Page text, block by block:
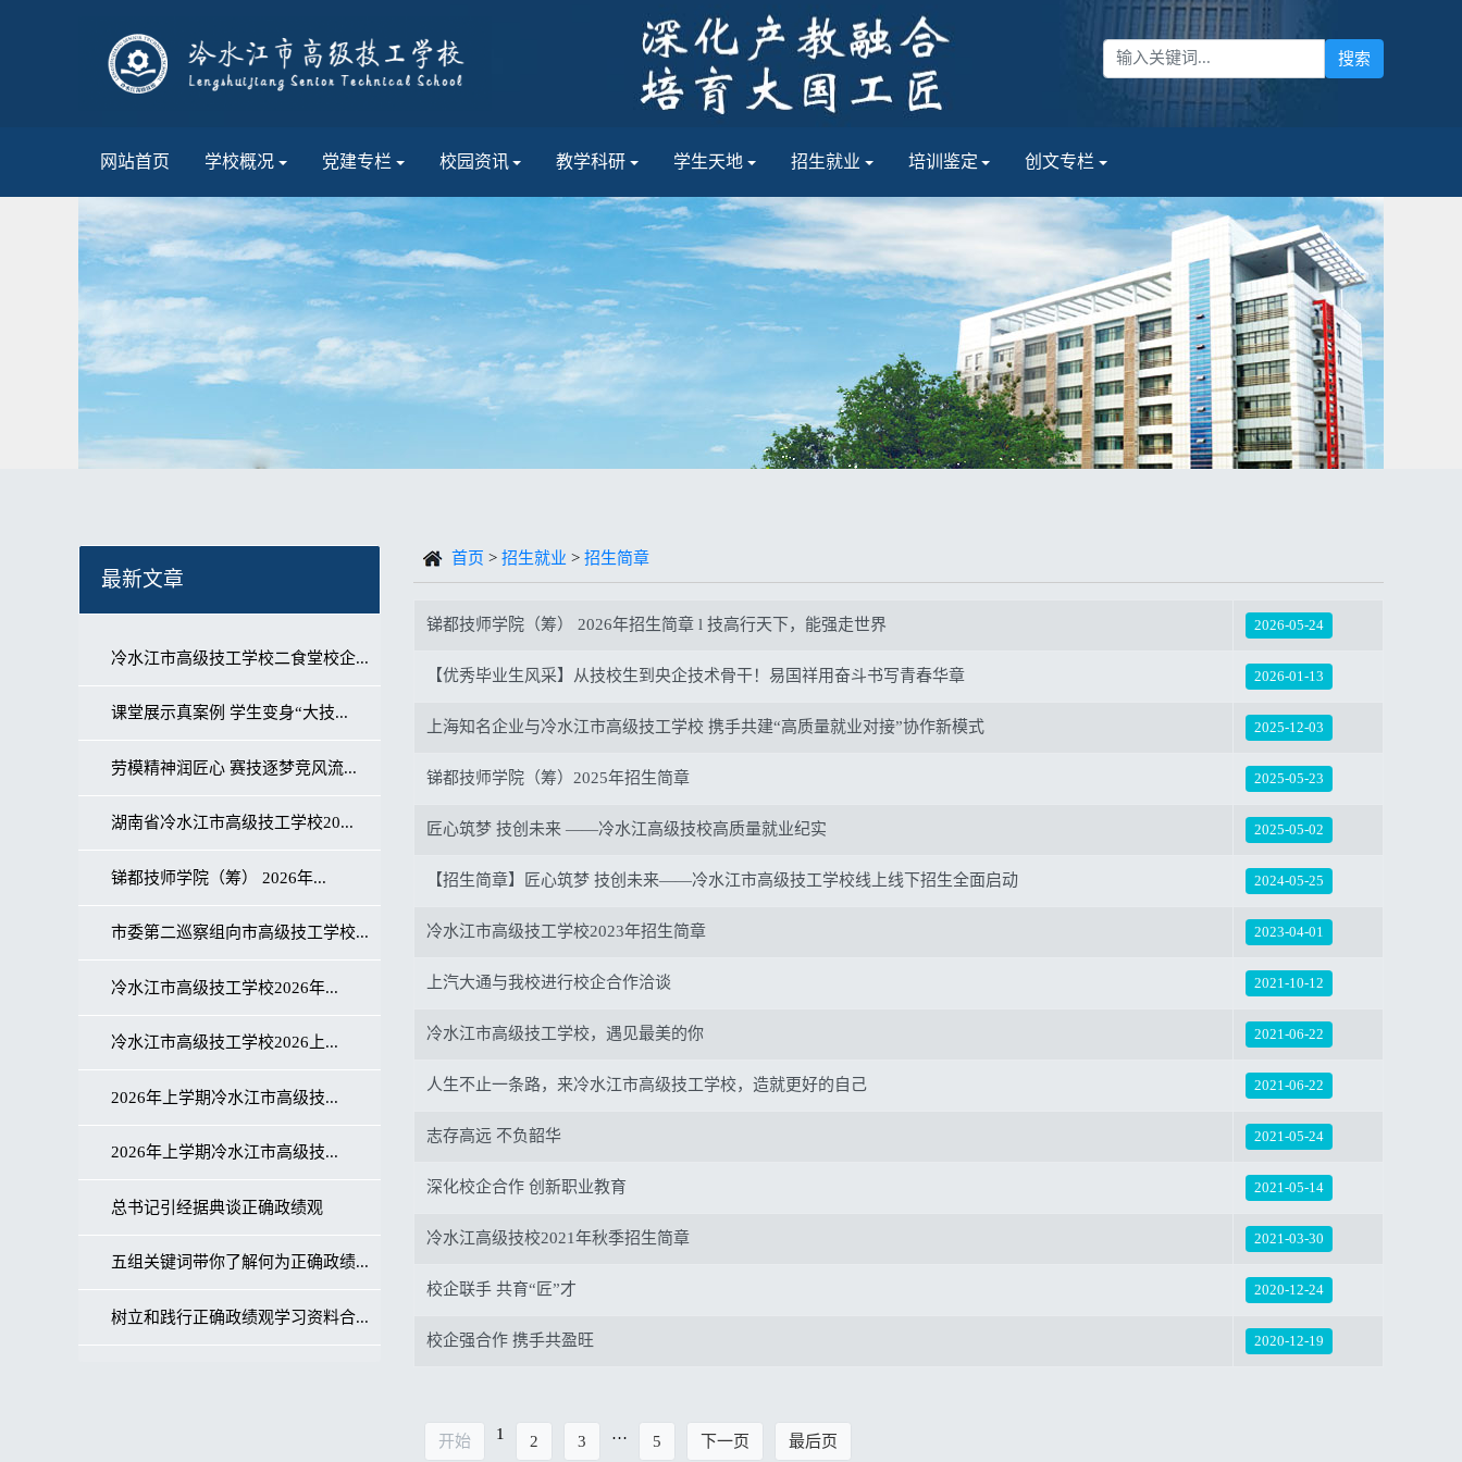
网站首页 学校概况 党建专栏 校园资讯 教学科研 学生天地 招生就业 培训鉴定 创文专栏
首页 > 招生就业 > 招生简章
锑都技师学院（筹） 2026年招生简章 l 技高行天下，能强走世界 2026-05-24
【优秀毕业生风采】从技校生到央企技术骨干！易国祥用奋斗书写青春华章 2026-01-13
上海知名企业与冷水江市高级技工学校 携手共建“高质量就业对接”协作新模式 2025-12-03
锑都技师学院（筹）2025年招生简章 2025-05-23
匠心筑梦 技创未来 ——冷水江高级技校高质量就业纪实 2025-05-02
【招生简章】匠心筑梦 技创未来——冷水江市高级技工学校线上线下招生全面启动 2024-05-25
冷水江市高级技工学校2023年招生简章 2023-04-01
上汽大通与我校进行校企合作洽谈 2021-10-12
冷水江市高级技工学校，遇见最美的你 2021-06-22
人生不止一条路，来冷水江市高级技工学校，造就更好的自己 2021-06-22
志存高远 不负韶华 2021-05-24
深化校企合作 创新职业教育 2021-05-14
冷水江高级技校2021年秋季招生简章 2021-03-30
校企联手 共育“匠”才 2020-12-24
校企强合作 携手共盈旺 2020-12-19
开始 1 2 3 … 5 下一页 最后页
最新文章
冷水江市高级技工学校二食堂校企...
课堂展示真案例 学生变身“大技...
劳模精神润匠心 赛技逐梦竞风流...
湖南省冷水江市高级技工学校20...
锑都技师学院（筹） 2026年...
市委第二巡察组向市高级技工学校...
冷水江市高级技工学校2026年...
冷水江市高级技工学校2026上...
2026年上学期冷水江市高级技...
2026年上学期冷水江市高级技...
总书记引经据典谈正确政绩观
五组关键词带你了解何为正确政绩...
树立和践行正确政绩观学习资料合...